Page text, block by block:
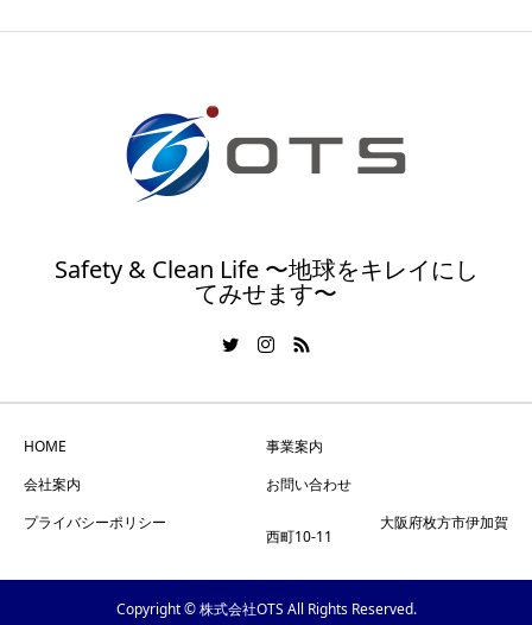
Safety & Clean Life 〜地球をキレイにし
てみせます〜
HOME
事業案内
会社案内
お問い合わせ
プライバシーポリシー
大阪府枚方市伊加賀
西町10-11
Copyright © 株式会社OTS All Rights Reserved.